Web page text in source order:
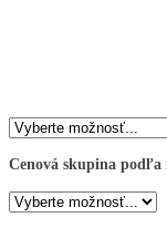
Cenová skupina